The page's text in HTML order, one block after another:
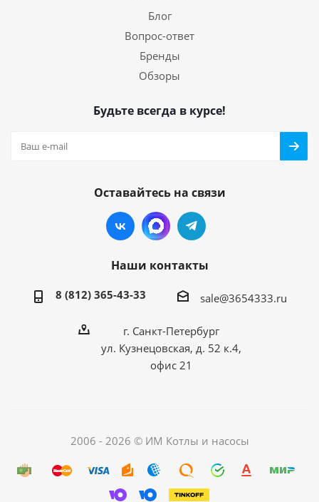
Блог
Вопрос-ответ
Бренды
Обзоры
Будьте всегда в курсе!
Оставайтесь на связи
Наши контакты
8 (812) 365-43-33 sale@3654333.ru
г. Санкт-Петербург
ул. Кузнецовская, д. 52 к.4,
офис 21
2006 - 2026 © ИМ Котлы и насосы